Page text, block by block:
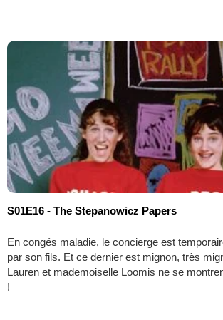
S01E16 - The Stepanowicz Papers
En congés maladie, le concierge est
par son fils. Et ce dernier est mignon, très
Lauren et mademoiselle Loomis ne se
!